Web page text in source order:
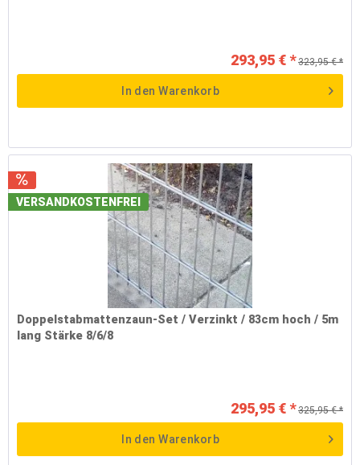
293,95 € * 323,95 € *
In den Warenkorb
VERSANDKOSTENFREI
Doppelstabmattenzaun-Set / Verzinkt / 83cm hoch / 5m
lang Stärke 8/6/8
295,95 € * 325,95 € *
In den Warenkorb